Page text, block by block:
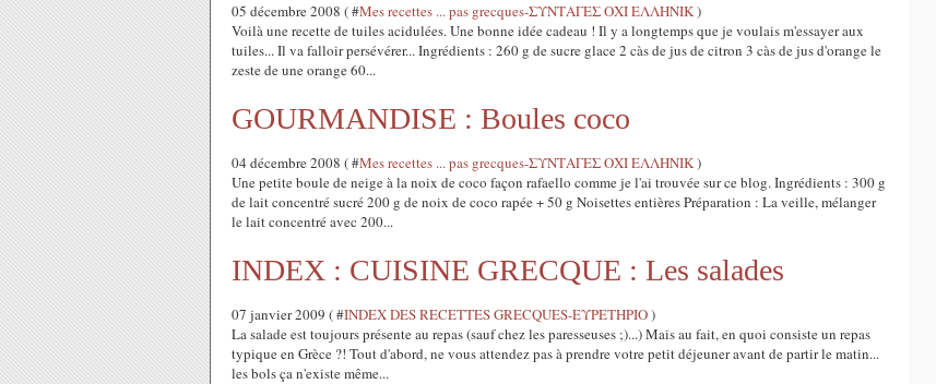
05 décembre 2008 ( #Mes recettes ... pas grecques-ΣΥΝΤΑΓΕΣ ΟΧΙ ΕΛΛΗΝΙΚ)
Voilà une recette de tuiles acidulées. Une bonne idée cadeau ! Il y a longtemps que je voulais m'essayer aux
tuiles... Il va falloir persévérer... Ingrédients : 260 g de sucre glace 2 càs de jus de citron 3 càs de jus d'orange le
zeste de une orange 60...
GOURMANDISE : Boules coco
04 décembre 2008 ( #Mes recettes ... pas grecques-ΣΥΝΤΑΓΕΣ ΟΧΙ ΕΛΛΗΝΙΚ)
Une petite boule de neige à la noix de coco façon rafaello comme je l'ai trouvée sur ce blog. Ingrédients : 300 g
de lait concentré sucré 200 g de noix de coco rapée + 50 g Noisettes entières Préparation : La veille, mélanger
le lait concentré avec 200...
INDEX : CUISINE GRECQUE : Les salades
07 janvier 2009 ( #INDEX DES RECETTES GRECQUES-ΕΥΡΕΤΗΡΙΟ)
La salade est toujours présente au repas (sauf chez les paresseuses ;)...) Mais au fait, en quoi consiste un repas
typique en Grèce ?! Tout d'abord, ne vous attendez pas à prendre votre petit déjeuner avant de partir le matin...
les bols ça n'existe même...